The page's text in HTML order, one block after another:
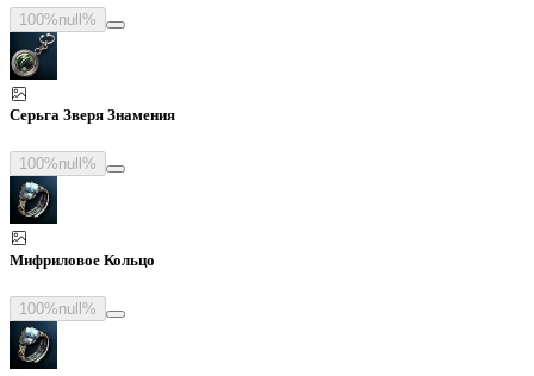
100%null%
Серьга Зверя Знамения
100%null%
Мифриловое Кольцо
100%null%